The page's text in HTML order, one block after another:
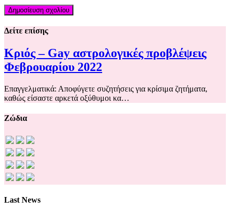
Δείτε επίσης
Κριός – Gay αστρολογικές προβλέψεις
Φεβρουαρίου 2022
Επαγγελματικά: Αποφύγετε συζητήσεις για κρίσιμα ζητήματα,
καθώς είσαστε αρκετά οξύθυμοι κα…
Ζώδια
Last News